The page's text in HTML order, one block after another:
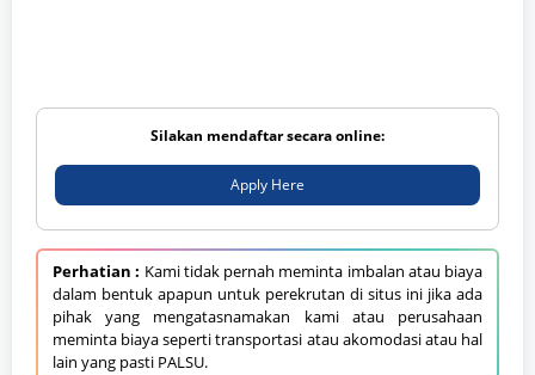
Silakan mendaftar secara online:
Apply Here
Perhatian : Kami tidak pernah meminta imbalan atau biaya
dalam bentuk apapun untuk perekrutan di situs ini jika ada
pihak yang mengatasnamakan kami atau perusahaan
meminta biaya seperti transportasi atau akomodasi atau hal
lain yang pasti PALSU.